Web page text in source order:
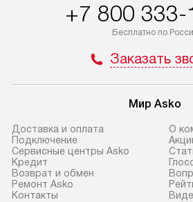
+7 800 333-
Бесплатно по
Заказать
Мир Asko
Доставка и оплата
Подключение
Сервисные центры Asko
Кредит
Возврат и обмен
Ремонт Asko
Контакты
О